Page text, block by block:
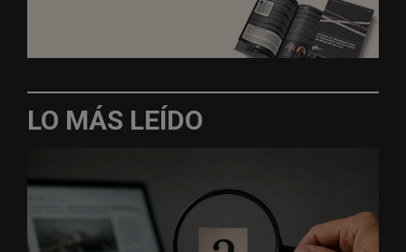
LO MÁS LEÍDO